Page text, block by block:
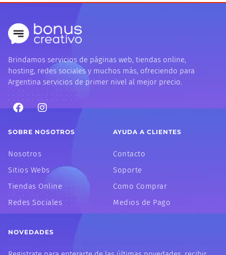
Brindamos servicios de páginas web, tiendas online,
hosting, redes sociales y muchos más, ofreciendo para
Argentina servicios de primer nivel al mejor precio.
F
a
e
o
o
k
I
n
t
r
a
m
SOBRE NOSOTROS
Nosotros
Sitios Webs
Tiendas Online
Redes Sociales
AYUDA A CLIENTES
Contacto
Soporte
Como Comprar
Medios de Pago
NOVEDADES